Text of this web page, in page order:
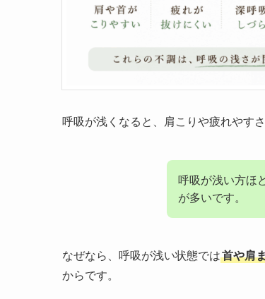
呼吸が浅くなると、肩こりや疲れやす
呼吸が浅い方ほ
が多いです。
なぜなら、呼吸が浅い状態では首や肩
からです。